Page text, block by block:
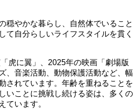
穏やかな暮らし、自然体でいること
て自分らしいライフスタイルを貫く
虎に翼」、2025年の映画「劇場版
、音楽活動、動物保護活動など、幅
されています。年齢を重ねることを
いことに挑戦し続ける姿は、多くの
ています。